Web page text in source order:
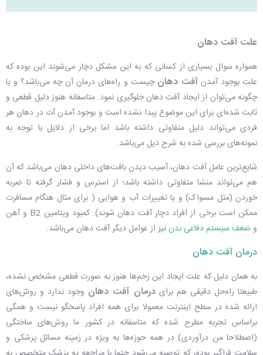
علت آفت دهان
همواره سوال بسیاری از کسانی که به این مشکل دچار می‌شوند این بوده که
علت بوجود آمدنآفت دهان چیست و راه‌های درمان آن چه می‌باشد؟ و یا
چگونه می‌توان از ایجاد آفت دهان جلوگیری نمود. متاسفانه هنوز دلیل قطعی و
ثابت شده‌ای برای این موضوع پبدا نشده است و بوجود آمدن آت در دهان هر
فردی می‌تواند دلیل متفاوتی داشته باشد اما برخی از دلایل با توجه به
نمونه‌های بررسی شده به شرح ذیل می‌باشد.
شایع‌ترین عامل آفت دهان، آسیب دیدن بافت‌های داخلی دهان می‌باشد که آن
هم می‌تواند منشا متفاوتی داشته باشد؛ از استرس و فشار گرفته تا ضربه
خوردن (مثل مسواک) و یا تغییرات آب و هوایی ( برای مثال هنگام مسافرت
ممکن است برخی از افراد دچار آفت دهان شوند). کمبود ویتامین B2 و آهن
و ضعف سیستم دفاعی بدننیز از عوامل دیگر آفت دهان می‌باشد.
درمان آفت دهان
به همان دلیل که علت ایجاد این زخم‌ها هنوز به صورت قطعی مشخص نشده،
طبیعتا راه‌حل دقیقی هم برایدرمان آفت دهان وجود ندارد و روش‌های
ارائه شده در سطح اینترنت معمولا برای همه افراد پاسخگو نیست و همگی
براساس تجربه مطرح شده که متاسفانه در کشور ما روش‌های ساختگی
(اصطلاحا من درآوردی) در همه حوزه‌ها به ویژه در زمینه مسائل پزشکی و